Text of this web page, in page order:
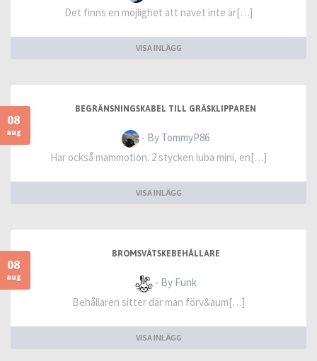
Det finns en möjlighet att navet inte är[…]
VISA INLÄGG
08
aug
BEGRÄNSNINGSKABEL TILL GRÄSKLIPPAREN
- By TommyP86
Har också mammotion. 2 stycken luba mini, en[…]
VISA INLÄGG
08
aug
BROMSVÄTSKEBEHÅLLARE
- By Funk
Behållaren sitter där man förv&aum[…]
VISA INLÄGG